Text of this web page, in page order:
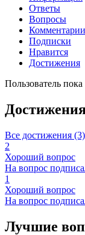
Ответы
Вопросы
Комментарии
Подписки
Нравится
Достижения
Пользователь пока
Все достижения (3)
2
Хороший вопрос
На вопрос
1
Хороший вопрос
На вопрос
Лучшие